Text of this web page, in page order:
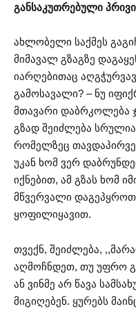
განსაკუთრებული
ახლობელი საქმეს
მიმავალ გზაგზე
იარღებითაც
გამოსავალი? – ნუ
მთავარი დაბრკოლება
გზად შეიძლება
რომელზეც
უკან ხომ ვერ
იქნებით, ამ გზას ხომ
მწვერვალი
ყოფილიყავით.
თვექნ, შეიძლება,
აღმოჩნდეთ, თუ უფრო
ან ვინმე არ წავა
მიგიღებენ. ყურებს